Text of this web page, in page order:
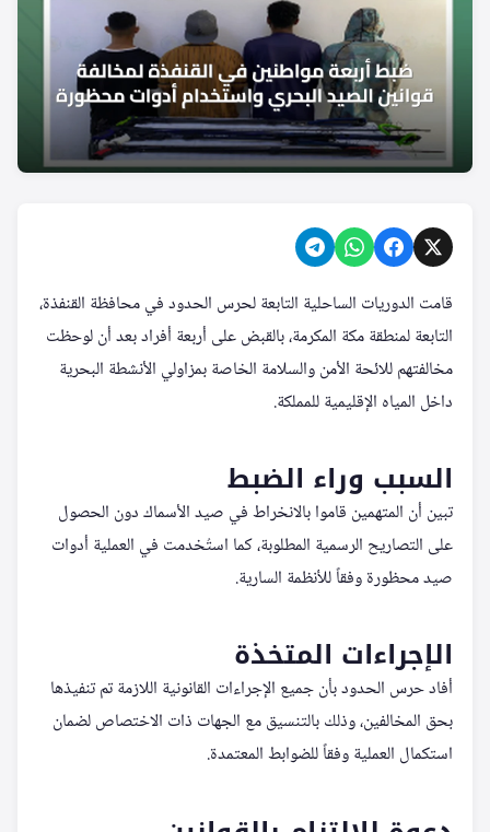
قامت الدوريات الساحلية التابعة لحرس الحدود في محافظة القنفذة،
التابعة لمنطقة مكة المكرمة، بالقبض على أربعة أفراد بعد أن لوحظت
مخالفتهم للائحة الأمن والسلامة الخاصة بمزاولي الأنشطة البحرية
داخل المياه الإقليمية للمملكة.
السبب وراء الضبط
تبين أن المتهمين قاموا بالانخراط في صيد الأسماك دون الحصول
على التصاريح الرسمية المطلوبة، كما استُخدمت في العملية أدوات
صيد محظورة وفقاً للأنظمة السارية.
الإجراءات المتخذة
أفاد حرس الحدود بأن جميع الإجراءات القانونية اللازمة تم تنفيذها
بحق المخالفين، وذلك بالتنسيق مع الجهات ذات الاختصاص لضمان
استكمال العملية وفقاً للضوابط المعتمدة.